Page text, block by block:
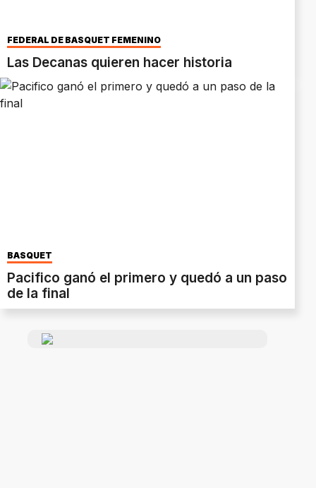
FEDERAL DE BÁSQUET FEMENINO
Las Decanas quieren hacer historia
BASQUET
Pacifico ganó el primero y quedó a un paso
de la final